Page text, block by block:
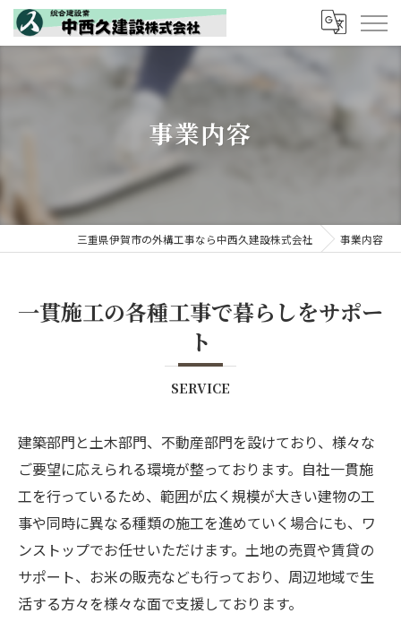
事業内容
三重県伊賀市の外構工事なら中西久建設株式会社 事業内容
一貫施工の各種工事で暮らしをサポー
ト
SERVICE
建築部門と土木部門、不動産部門を設けており、様々な
ご要望に応えられる環境が整っております。自社一貫施
工を行っているため、範囲が広く規模が大きい建物の工
事や同時に異なる種類の施工を進めていく場合にも、ワ
ンストップでお任せいただけます。土地の売買や賃貸の
サポート、お米の販売なども行っており、周辺地域で生
活する方々を様々な面で支援しております。